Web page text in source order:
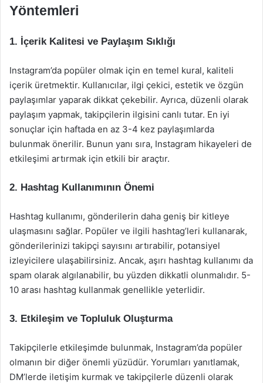
Yöntemleri
1. İçerik Kalitesi ve Paylaşım Sıklığı
Instagram’da popüler olmak için en temel kural, kaliteli
içerik üretmektir. Kullanıcılar, ilgi çekici, estetik ve özgün
paylaşımlar yaparak dikkat çekebilir. Ayrıca, düzenli olarak
paylaşım yapmak, takipçilerin ilgisini canlı tutar. En iyi
sonuçlar için haftada en az 3-4 kez paylaşımlarda
bulunmak önerilir. Bunun yanı sıra, Instagram hikayeleri de
etkileşimi artırmak için etkili bir araçtır.
2. Hashtag Kullanımının Önemi
Hashtag kullanımı, gönderilerin daha geniş bir kitleye
ulaşmasını sağlar. Popüler ve ilgili hashtag’leri kullanarak,
gönderilerinizi takipçi sayısını artırabilir, potansiyel
izleyicilere ulaşabilirsiniz. Ancak, aşırı hashtag kullanımı da
spam olarak algılanabilir, bu yüzden dikkatli olunmalıdır. 5-
10 arası hashtag kullanmak genellikle yeterlidir.
3. Etkileşim ve Topluluk Oluşturma
Takipçilerle etkileşimde bulunmak, Instagram’da popüler
olmanın bir diğer önemli yüzüdür. Yorumları yanıtlamak,
DM’lerde iletişim kurmak ve takipçilerle düzenli olarak